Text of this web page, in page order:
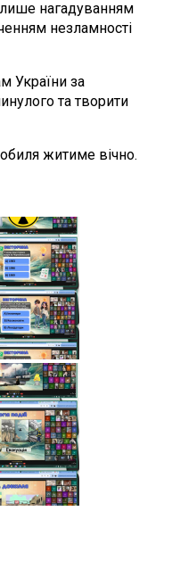
нагадуванням
незламності
за
та творити
житиме вічно.